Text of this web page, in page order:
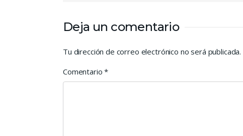
Deja un comentario
Tu dirección de correo electrónico no será publicada.
Comentario*